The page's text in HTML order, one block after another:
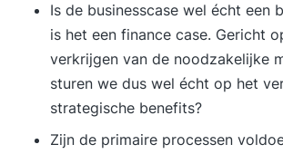
Is de businesscase wel écht een
is het een finance case. Gericht
verkrijgen van de noodzakelijke
sturen we dus wel écht op het
strategische benefits?
Zijn de primaire processen